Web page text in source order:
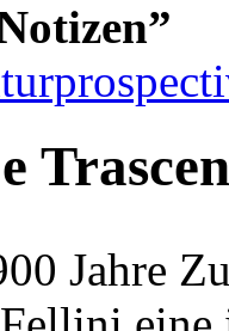
Jahre